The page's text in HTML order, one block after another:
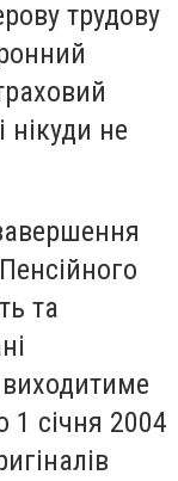
трудову
нікуди не
та
1 січня 2004